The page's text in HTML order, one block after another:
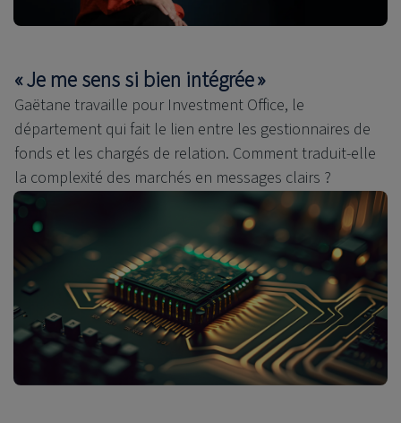
« Je me sens si bien intégrée »
Gaëtane travaille pour Investment Office, le
département qui fait le lien entre les gestionnaires de
fonds et les chargés de relation. Comment traduit-elle
la complexité des marchés en messages clairs ?